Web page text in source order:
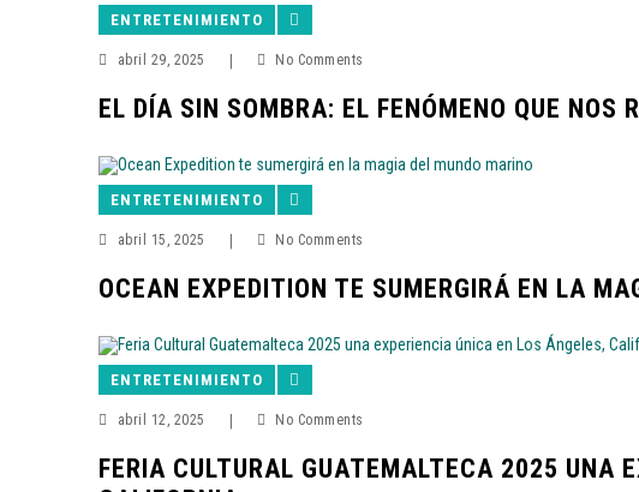
ENTRETENIMIENTO
abril 29, 2025 No Comments
EL DÍA SIN SOMBRA: EL FENÓMENO QUE NOS
ENTRETENIMIENTO
abril 15, 2025 No Comments
OCEAN EXPEDITION TE SUMERGIRÁ EN LA
ENTRETENIMIENTO
abril 12, 2025 No Comments
FERIA CULTURAL GUATEMALTECA 2025 UNA